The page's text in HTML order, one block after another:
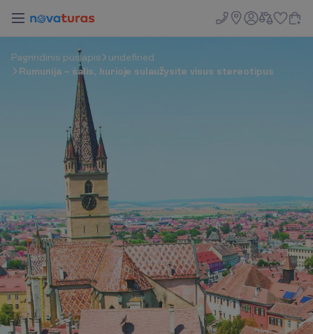
Pagrindinis puslapis
undefined
Rumunija – šalis, kurioje sulaužysite visus stereotipus